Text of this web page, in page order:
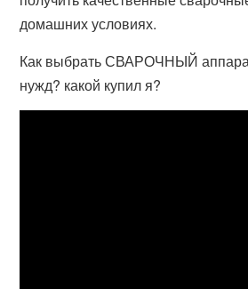
домашних условиях.
Как выбрать СВАРОЧНЫЙ
нужд? какой купил я?